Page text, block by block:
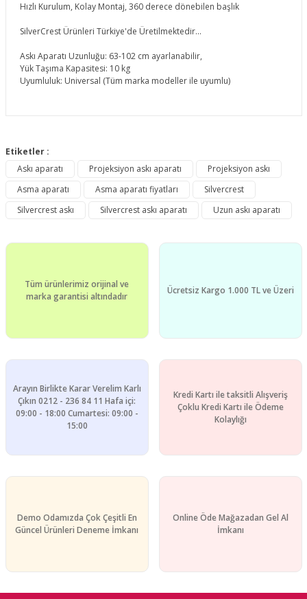
Hızlı Kurulum, Kolay Montaj, 360 derece dönebilen başlık
SilverCrest Ürünleri Türkiye'de Üretilmektedir...
Askı Aparatı Uzunluğu: 63-102 cm ayarlanabilir,
Yük Taşıma Kapasitesi: 10 kg
Uyumluluk: Universal (Tüm marka modeller ile uyumlu)
Yorum Yaz
konularda yetersiz gördüğünüz noktaları öneri formunu
Görüş ve önerileriniz için teşekkür ederiz.
Ürün resmi kalitesiz, bozuk veya görüntülenemiyor.
Ürün bilgilerinde hatalar bulunuyor.
Bu ürüne benzer farklı alternatifler olmalı.
Etiketler :
Askı aparatı
Projeksiyon askı aparatı
Projeksiyon askı
Asma aparatı
Asma aparatı fiyatları
Silvercrest
Silvercrest askı
Silvercrest askı aparatı Uzun askı aparatı
Tüm ürünlerimiz orijinal ve
marka garantisi altındadır
Ücretsiz Kargo 1.000 TL ve Üzeri
Arayın Birlikte Karar Verelim Karlı
Çıkın 0212 - 236 84 11 Hafa içi:
09:00 - 18:00 Cumartesi: 09:00 -
15:00
Kredi Kartı ile taksitli Alışveriş
Çoklu Kredi Kartı ile Ödeme
Kolaylığı
Demo Odamızda Çok Çeşitli En
Güncel Ürünleri Deneme İmkanı
Online Öde Mağazadan Gel Al
İmkanı